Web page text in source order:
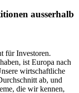
ausserhalb
für Investoren.
ist Europa nach
wirtschaftliche
ab, und
die wir kennen,